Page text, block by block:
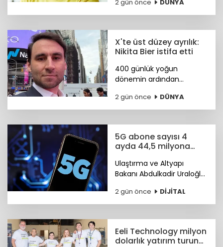
bilim insanı Koray
Kavukçuoğlu getirildi.
2 gün önce DÜNYA
X'te üst düzey ayrılık:
Nikita Bier istifa etti
400 günlük yoğun
dönemin ardından
şirkette danışman olarak
kalacak. Yerine tasarım ve
oluşan yeni bir ekip
geçiyor.
2 gün önce DÜNYA
5G abone sayısı 4
ayda 44,5 milyona
Ulaştırma ve Altyapı
Bakanı Abdulkadir Uraloğlu,
44,5 milyona ulaştığını
bildirdi.
2 gün önce DİJİTAL
Eeli Technology milyon
dolarlık yatırım turunu